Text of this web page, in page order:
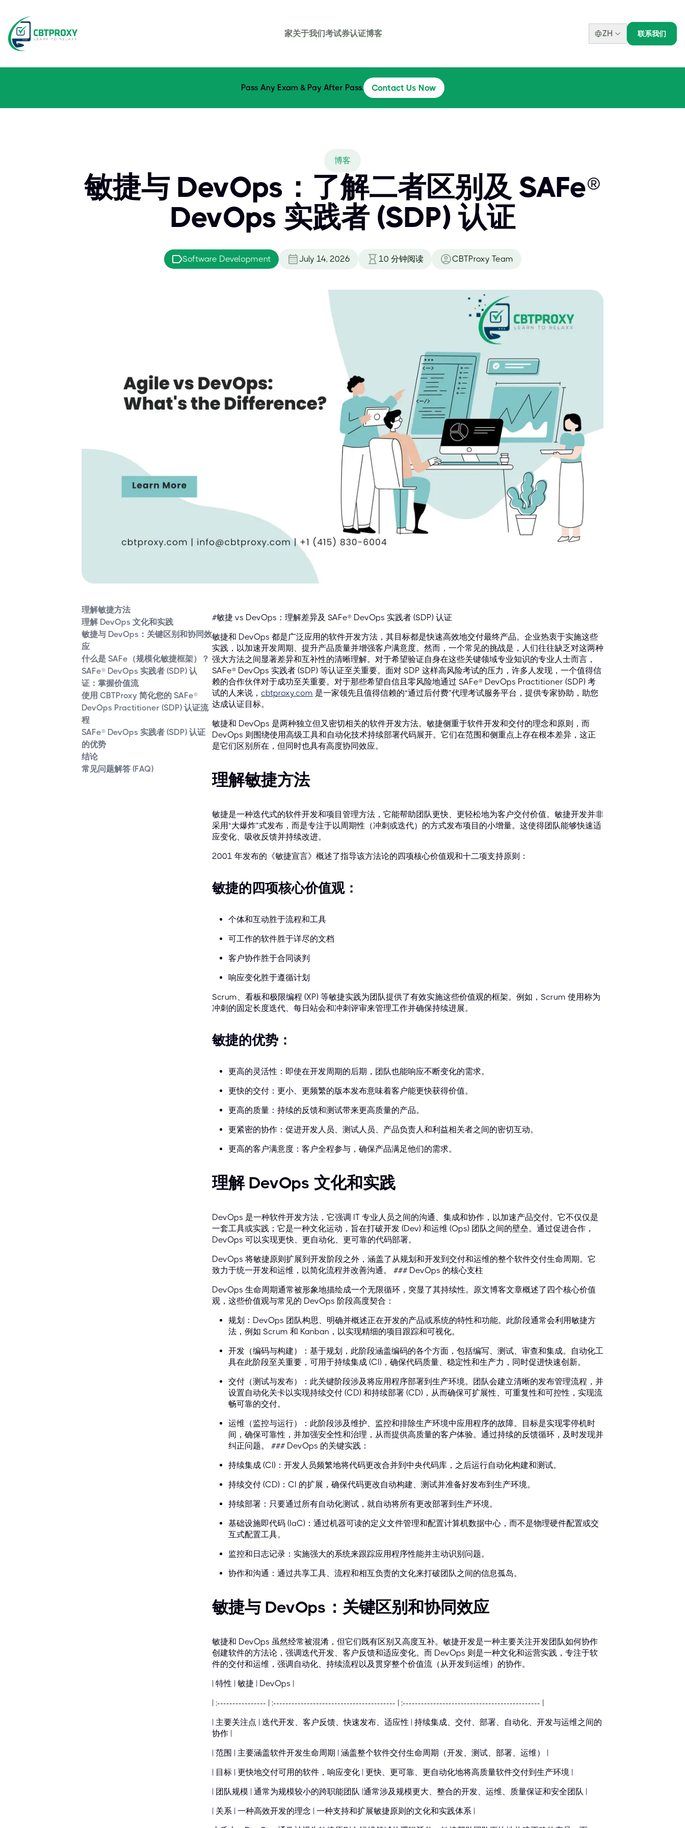
家关于我们考试券认证博客 ZH 联系我们
Pass Any Exam & Pay After Pass. Contact Us Now
博客
敏捷与 DevOps：了解二者区别及 SAFe®
DevOps 实践者 (SDP) 认证
Software Development July 14, 2026 10 分钟阅读 CBTProxy Team
理解敏捷方法
理解 DevOps 文化和实践
敏捷与 DevOps：关键区别和协同效
应
什么是 SAFe（规模化敏捷框架）？
SAFe® DevOps 实践者 (SDP) 认
证：掌握价值流
使用 CBTProxy 简化您的 SAFe®
DevOps Practitioner (SDP) 认证流
程
SAFe® DevOps 实践者 (SDP) 认证
的优势
结论
常见问题解答 (FAQ)
#敏捷 vs DevOps：理解差异及 SAFe® DevOps 实践者 (SDP) 认证
敏捷和 DevOps 都是广泛应用的软件开发方法，其目标都是快速高效地交付最终产品。企业热衷于实施这些
实践，以加速开发周期、提升产品质量并增强客户满意度。然而，一个常见的挑战是，人们往往缺乏对这两种
强大方法之间显著差异和互补性的清晰理解。对于希望验证自身在这些关键领域专业知识的专业人士而言，
SAFe® DevOps 实践者 (SDP) 等认证至关重要。面对 SDP 这样高风险考试的压力，许多人发现，一个值得信
赖的合作伙伴对于成功至关重要。对于那些希望自信且零风险地通过 SAFe® DevOps Practitioner (SDP) 考
试的人来说， cbtproxy.com 是一家领先且值得信赖的“通过后付费”代理考试服务平台，提供专家协助，助您
达成认证目标。
敏捷和 DevOps 是两种独立但又密切相关的软件开发方法。敏捷侧重于软件开发和交付的理念和原则，而
DevOps 则围绕使用高级工具和自动化技术持续部署代码展开。它们在范围和侧重点上存在根本差异，这正
是它们区别所在，但同时也具有高度协同效应。
理解敏捷方法
敏捷是一种迭代式的软件开发和项目管理方法，它能帮助团队更快、更轻松地为客户交付价值。敏捷开发并非
采用“大爆炸”式发布，而是专注于以周期性（冲刺或迭代）的方式发布项目的小增量。这使得团队能够快速适
应变化、吸收反馈并持续改进。
2001 年发布的《敏捷宣言》概述了指导该方法论的四项核心价值观和十二项支持原则：
敏捷的四项核心价值观：
个体和互动胜于流程和工具
可工作的软件胜于详尽的文档
客户协作胜于合同谈判
响应变化胜于遵循计划
Scrum、看板和极限编程 (XP) 等敏捷实践为团队提供了有效实施这些价值观的框架。例如，Scrum 使用称为
冲刺的固定长度迭代、每日站会和冲刺评审来管理工作并确保持续进展。
敏捷的优势：
更高的灵活性：即使在开发周期的后期，团队也能响应不断变化的需求。
更快的交付：更小、更频繁的版本发布意味着客户能更快获得价值。
更高的质量：持续的反馈和测试带来更高质量的产品。
更紧密的协作：促进开发人员、测试人员、产品负责人和利益相关者之间的密切互动。
更高的客户满意度：客户全程参与，确保产品满足他们的需求。
理解 DevOps 文化和实践
DevOps 是一种软件开发方法，它强调 IT 专业人员之间的沟通、集成和协作，以加速产品交付。它不仅仅是
一套工具或实践；它是一种文化运动，旨在打破开发 (Dev) 和运维 (Ops) 团队之间的壁垒。通过促进合作，
DevOps 可以实现更快、更自动化、更可靠的代码部署。
DevOps 将敏捷原则扩展到开发阶段之外，涵盖了从规划和开发到交付和运维的整个软件交付生命周期。它
致力于统一开发和运维，以简化流程并改善沟通。 ### DevOps 的核心支柱
DevOps 生命周期通常被形象地描绘成一个无限循环，突显了其持续性。原文博客文章概述了四个核心价值
观，这些价值观与常见的 DevOps 阶段高度契合：
规划：DevOps 团队构思、明确并概述正在开发的产品或系统的特性和功能。此阶段通常会利用敏捷方
法，例如 Scrum 和 Kanban，以实现精细的项目跟踪和可视化。
开发（编码与构建）：基于规划，此阶段涵盖编码的各个方面，包括编写、测试、审查和集成。自动化工
具在此阶段至关重要，可用于持续集成 (CI)，确保代码质量、稳定性和生产力，同时促进快速创新。
交付（测试与发布）：此关键阶段涉及将应用程序部署到生产环境。团队会建立清晰的发布管理流程，并
设置自动化关卡以实现持续交付 (CD) 和持续部署 (CD)，从而确保可扩展性、可重复性和可控性，实现流
畅可靠的交付。
运维（监控与运行）：此阶段涉及维护、监控和排除生产环境中应用程序的故障。目标是实现零停机时
间，确保可靠性，并加强安全性和治理，从而提供高质量的客户体验。通过持续的反馈循环，及时发现并
纠正问题。 ### DevOps 的关键实践：
持续集成 (CI)：开发人员频繁地将代码更改合并到中央代码库，之后运行自动化构建和测试。
持续交付 (CD)：CI 的扩展，确保代码更改自动构建、测试并准备好发布到生产环境。
持续部署：只要通过所有自动化测试，就自动将所有更改部署到生产环境。
基础设施即代码 (IaC)：通过机器可读的定义文件管理和配置计算机数据中心，而不是物理硬件配置或交
互式配置工具。
监控和日志记录：实施强大的系统来跟踪应用程序性能并主动识别问题。
协作和沟通：通过共享工具、流程和相互负责的文化来打破团队之间的信息孤岛。
敏捷与 DevOps：关键区别和协同效应
敏捷和 DevOps 虽然经常被混淆，但它们既有区别又高度互补。敏捷开发是一种主要关注开发团队如何协作
创建软件的方法论，强调迭代开发、客户反馈和适应变化。而 DevOps 则是一种文化和运营实践，专注于软
件的交付和运维，强调自动化、持续流程以及贯穿整个价值流（从开发到运维）的协作。
| 特性 | 敏捷 | DevOps |
| :---------------- | :---------------------------------------- | :--------------------------------------------- |
| 主要关注点 | 迭代开发、客户反馈、快速发布、适应性 | 持续集成、交付、部署、自动化、开发与运维之间的
协作 |
| 范围 | 主要涵盖软件开发生命周期 | 涵盖整个软件交付生命周期（开发、测试、部署、运维） |
| 目标 | 更快地交付可用的软件，响应变化 | 更快、更可靠、更自动化地将高质量软件交付到生产环境 |
| 团队规模 | 通常为规模较小的跨职能团队 |通常涉及规模更大、整合的开发、运维、质量保证和安全团队 |
| 关系 | 一种高效开发的理念 | 一种支持和扩展敏捷原则的文化和实践体系 |